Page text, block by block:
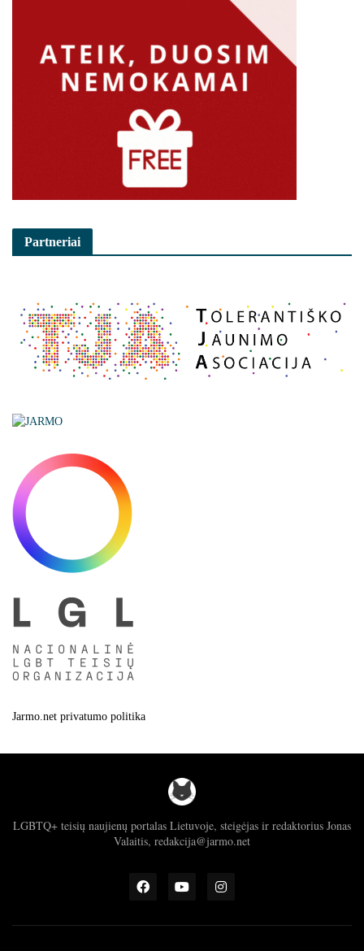
Partneriai
Jarmo.net privatumo politika
LGBTQ+ teisių naujienų portalas Lietuvoje, steigėjas ir redaktorius Jonas
Valaitis, redakcija@jarmo.net